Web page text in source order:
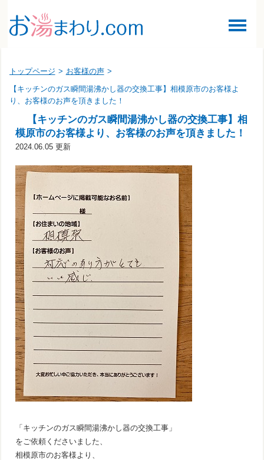
トップページ > お客様の声 >
【キッチンのガス瞬間湯沸かし器の交換工事】相模原市のお客様よ
り、お客様のお声を頂きました！
【キッチンのガス瞬間湯沸かし器の交換工事】相
模原市のお客様より、お客様のお声を頂きました！
2024.06.05 更新
「キッチンのガス瞬間湯沸かし器の交換工事」
をご依頼くださいました、
相模原市のお客様より、